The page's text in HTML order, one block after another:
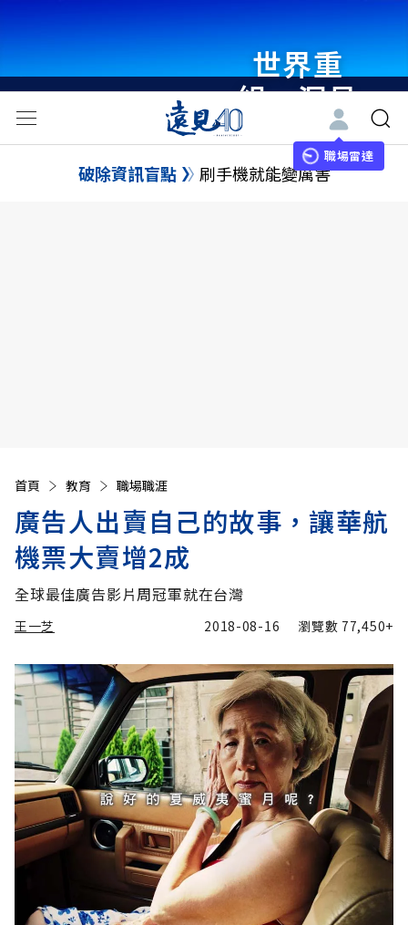
世界重
組・洞見
未來 與
世界領袖
職場雷達
破除資訊盲點 刷手機就能變厲害
首頁 教育 職場職涯
廣告人出賣自己的故事，讓華航
機票大賣增2成
全球最佳廣告影片周冠軍就在台灣
王一芝 2018-08-16 瀏覽數 77,450+